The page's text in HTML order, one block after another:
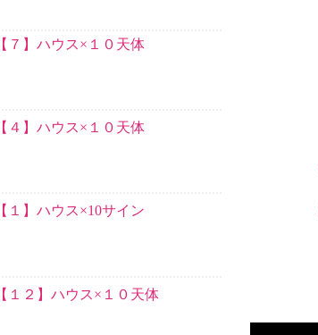
【７】ハウス×１０天体
【４】ハウス×１０天体
【１】ハウス×10サイン
【１２】ハウス×１０天体